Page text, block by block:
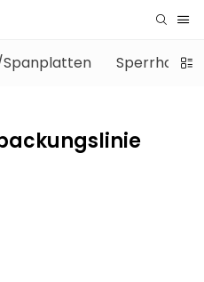
Spanplatten Sperrholz-